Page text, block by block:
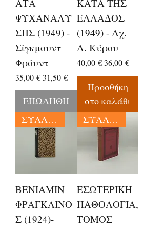
ΑΤΑ
ΨΥΧΑΝΑΛΥ
ΣΗΣ (1949) -
Σίγκμουντ
Φρόυντ
Κανονική τιμή
35,00 € Τιμή Έκπτωσης
31,50 €
ΕΠΩΛΗΘΗ
ΚΑΤΑ ΤΗΣ
ΕΛΛΑΔΟΣ
(1949) - Αχ.
Α. Κύρου
Κανονική τιμή
40,00 € Τιμή Έκπτωσης
36,00 €
Προσθήκη
στο καλάθι
ΣΥΛΛΕΚΤΙΚΑ
ΒΕΝΙΑΜΙΝ
ΦΡΑΓΚΛΙΝΟ
Σ (1924)-
ΣΥΛΛΕΚΤΙΚΑ
ΕΣΩΤΕΡΙΚΗ
ΠΑΘΟΛΟΓΙΑ,
ΤΟΜΟΣ